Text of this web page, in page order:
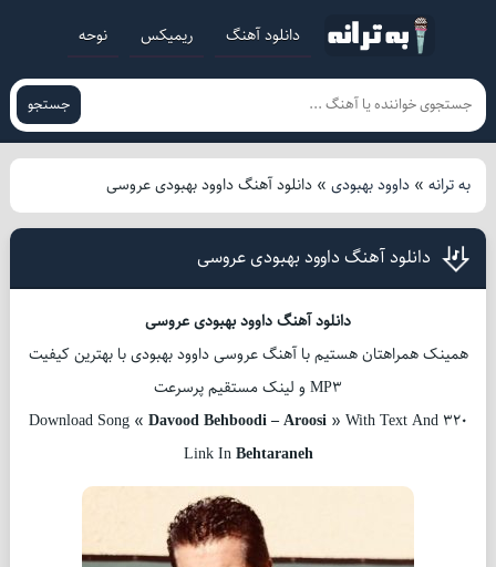
دانلود آهنگ ریمیکس نوحه
جستجو
به ترانه» داوود بهبودی» دانلود آهنگ داوود بهبودی عروسی
دانلود آهنگ داوود بهبودی عروسی
دانلود آهنگ داوود بهبودی عروسی
همینک همراهتان هستیم با آهنگ عروسی داوود بهبودی با بهترین کیفیت
MP3 و لینک مستقیم پرسرعت
Download Song « Davood Behboodi – Aroosi » With Text And 320
Link InBehtaraneh